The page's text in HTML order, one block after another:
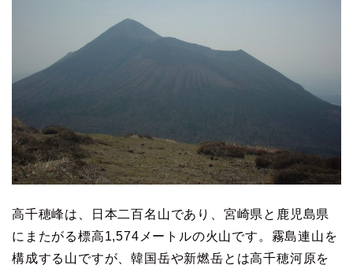
高千穂峰は、日本二百名山であり、宮崎県と鹿児島県
にまたがる標高1,574メートルの火山です。霧島連山を
構成する山ですが、韓国岳や新燃岳とは高千穂河原を